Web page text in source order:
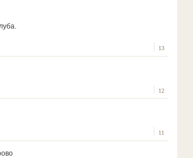
13
12
11